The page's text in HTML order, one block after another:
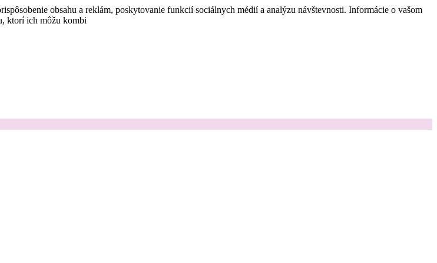
obsahu a reklám, poskytovanie funkcií sociálnych médií a analýzu návštevnosti. Informácie o vašom
ktorí ich môžu kombi